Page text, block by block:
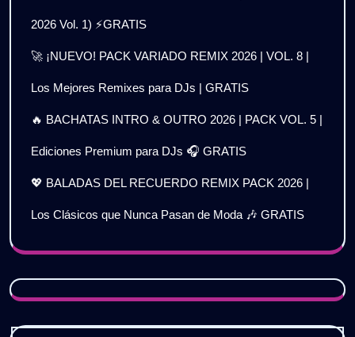
2026 Vol. 1) ⚡GRATIS
🚀 ¡NUEVO! PACK VARIADO REMIX 2026 | VOL. 8 |
Los Mejores Remixes para DJs | GRATIS
🔥 BACHATAS INTRO & OUTRO 2026 | PACK VOL. 5 |
Ediciones Premium para DJs 🎧 GRATIS
💖 BALADAS DEL RECUERDO REMIX PACK 2026 |
Los Clásicos que Nunca Pasan de Moda 🎶 GRATIS